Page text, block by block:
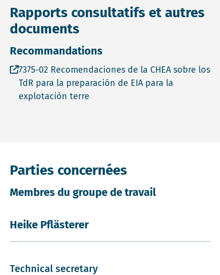
Rapports consultatifs et autres
documents
Recommandations
7375-02 Recomendaciones de la CHEA sobre los
TdR para la preparación de EIA para la
explotación terre
Open file 7375-02 Recomendaciones de la CHEA
Parties concernées
Membres du groupe de travail
Heike Pflästerer
Technical secretary